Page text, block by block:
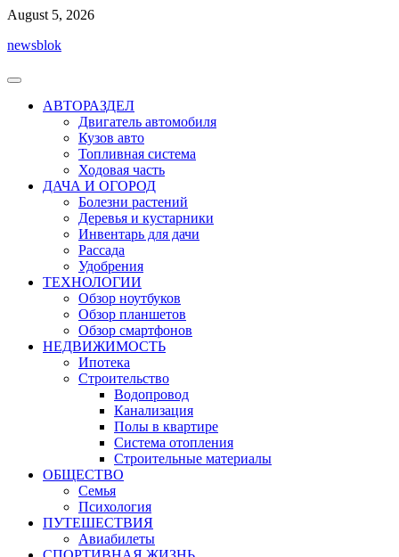
Перейти
содержимому
August 5, 2026
newsblok
АВТОРАЗДЕЛ
Двигатель автомобиля
Кузов авто
Топливная система
Ходовая часть
ДАЧА И ОГОРОД
Болезни растений
Деревья и кустарники
Инвентарь для дачи
Рассада
Удобрения
ТЕХНОЛОГИИ
Обзор ноутбуков
Обзор планшетов
Обзор смартфонов
НЕДВИЖИМОСТЬ
Ипотека
Строительство
Водопровод
Канализация
Полы в квартире
Система отопления
Строительные материалы
ОБЩЕСТВО
Семья
Психология
ПУТЕШЕСТВИЯ
Авиабилеты